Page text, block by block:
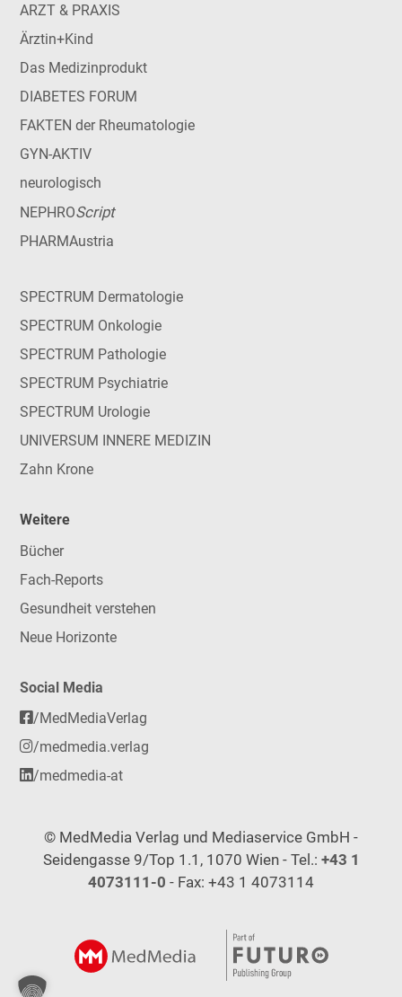
ARZT & PRAXIS
Ärztin+Kind
Das Medizinprodukt
DIABETES FORUM
FAKTEN der Rheumatologie
GYN-AKTIV
neurologisch
NEPHROScript
PHARMAustria
SPECTRUM Dermatologie
SPECTRUM Onkologie
SPECTRUM Pathologie
SPECTRUM Psychiatrie
SPECTRUM Urologie
UNIVERSUM INNERE MEDIZIN
Zahn Krone
Weitere
Bücher
Fach-Reports
Gesundheit verstehen
Neue Horizonte
Social Media
/MedMediaVerlag
/medmedia.verlag
/medmedia-at
© MedMedia Verlag und Mediaservice GmbH -
Seidengasse 9/Top 1.1, 1070 Wien - Tel.: +43 1
4073111-0 - Fax: +43 1 4073114